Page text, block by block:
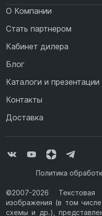
О Компании
Стать партнером
Кабинет дилера
Блог
Каталоги и презентации
Контакты
Доставка
Политика
©2007-2026
изображения (в том
схемы и др.),